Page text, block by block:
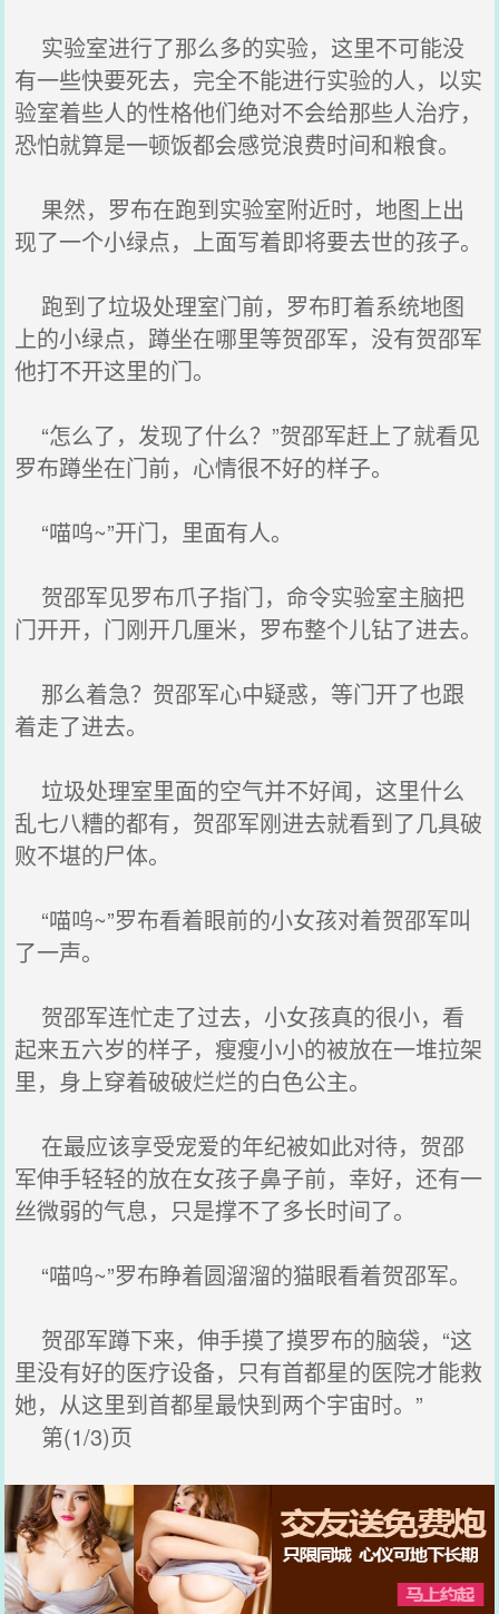
实验室进行了那么多的实验，这里不可能没
有一些快要死去，完全不能进行实验的人，以实
验室着些人的性格他们绝对不会给那些人治疗，
恐怕就算是一顿饭都会感觉浪费时间和粮食。
果然，罗布在跑到实验室附近时，地图上出
现了一个小绿点，上面写着即将要去世的孩子。
跑到了垃圾处理室门前，罗布盯着系统地图
上的小绿点，蹲坐在哪里等贺邵军，没有贺邵军
他打不开这里的门。
“怎么了，发现了什么？”贺邵军赶上了就看见
罗布蹲坐在门前，心情很不好的样子。
“喵呜~”开门，里面有人。
贺邵军见罗布爪子指门，命令实验室主脑把
门开开，门刚开几厘米，罗布整个儿钻了进去。
那么着急？贺邵军心中疑惑，等门开了也跟
着走了进去。
垃圾处理室里面的空气并不好闻，这里什么
乱七八糟的都有，贺邵军刚进去就看到了几具破
败不堪的尸体。
“喵呜~”罗布看着眼前的小女孩对着贺邵军叫
了一声。
贺邵军连忙走了过去，小女孩真的很小，看
起来五六岁的样子，瘦瘦小小的被放在一堆拉架
里，身上穿着破破烂烂的白色公主。
在最应该享受宠爱的年纪被如此对待，贺邵
军伸手轻轻的放在女孩子鼻子前，幸好，还有一
丝微弱的气息，只是撑不了多长时间了。
“喵呜~”罗布睁着圆溜溜的猫眼看着贺邵军。
贺邵军蹲下来，伸手摸了摸罗布的脑袋，“这
里没有好的医疗设备，只有首都星的医院才能救
她，从这里到首都星最快到两个宇宙时。”
第(1/3)页